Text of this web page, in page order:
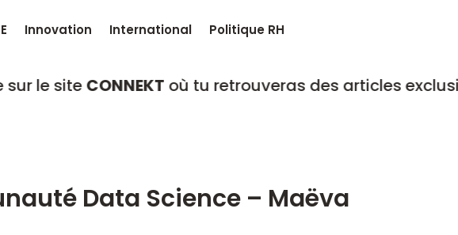
Innovation International Politique RH
où tu retrouveras des articles exclusifs,
Data Science – Maëva